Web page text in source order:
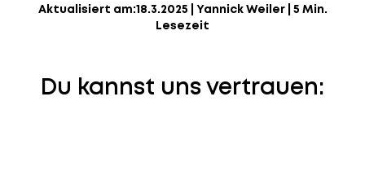
Aktualisiert am:18.3.2025 Yannick Weiler| 5 Min.
Lesezeit
Du kannst uns vertrauen: